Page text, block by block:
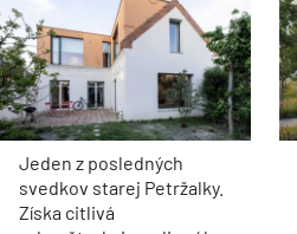
Jeden z posledných
svedkov starej Petržalky.
Získa citlivá